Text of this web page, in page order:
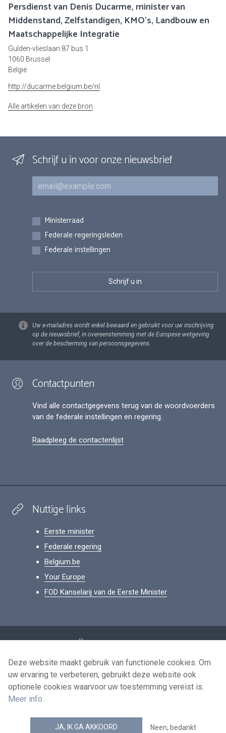
Persdienst van Denis Ducarme, minister van
Middenstand, Zelfstandigen, KMO's, Landbouw en
Maatschappelijke Integratie
Gulden-vlieslaan 87 bus 1
1060 Brussel
België
http://ducarme.belgium.be/nl
Alle artikelen van deze bron
Schrijf u in voor onze nieuwsbrief
E-mail
Inschrijvingen
Ministerraad
Federale regeringsleden
Federale instellingen
Uw e-mailadres wordt enkel bewaard en gebruikt voor uw inschrijving
op de nieuwsbrief, in overeenstemming met de Europese wetgeving
over de bescherming van persoonsgegevens.
Contactpunten
Vind alle contactgegevens terug van de woordvoerders
van de federale instellingen en regering.
Raadpleeg de contactenlijst
Nuttige links
Eerste minister
Federale regering
Belgium.be
Your Europe
FOD Kanselarij van de Eerste Minister
Persoonsgegevens
Voorwaarden voor het hergebruik
Contacteer ons
news.belgium RSS feed
Deze website maakt gebruik van functionele cookies. Om
uw ervaring te verbeteren, gebruikt deze website ook
optionele cookies waarvoor uw toestemming vereist is.
Meer info.
JA, IK GA AKKOORD Neen, bedankt